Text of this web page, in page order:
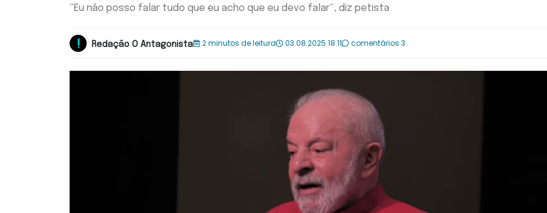
“Eu não posso falar tudo que eu acho que eu devo falar”, diz petista
Redação O Antagonista 2 minutos de leitura 03.08.2025 18:11 comentários 3